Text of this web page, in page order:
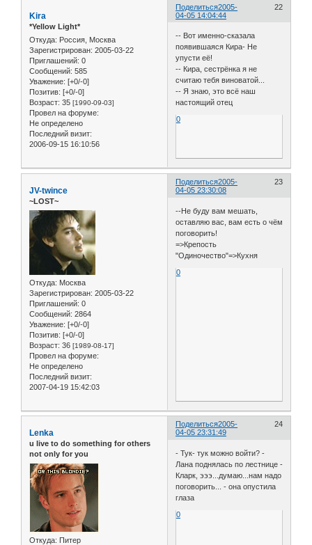
Поделиться 22
2005-
04-05 14:04:44
Kira
*Yellow Light*
Откуда: Россия, Москва
Зарегистрирован: 2005-03-22
Приглашений: 0
Сообщений: 585
Уважение: [+0/-0]
Позитив: [+0/-0]
Возраст: 35 [1990-09-03]
Провел на форуме:
Не определено
Последний визит:
2006-09-15 16:10:56
-- Вот именно-сказала
появившаяся Кира- Не
упусти её!
-- Кира, сестрёнка я не
считаю тебя виноватой...
-- Я знаю, это всё наш
настоящий отец
0
Поделиться 23
2005-
04-05 23:30:08
JV-twince
~LOST~
Откуда: Москва
Зарегистрирован: 2005-03-22
Приглашений: 0
Сообщений: 2864
Уважение: [+0/-0]
Позитив: [+0/-0]
Возраст: 36 [1989-08-17]
Провел на форуме:
Не определено
Последний визит:
2007-04-19 15:42:03
--Не буду вам мешать,
оставляю вас, вам есть о чём
поговорить!
=>Крепость
"Одиночество"=>Кухня
0
Поделиться 24
2005-
04-05 23:31:49
Lenka
u live to do something for others
not only for you
Откуда: Питер
- Тук- тук можно войти? -
Лана поднялась по лестнице -
Кларк, эээ...думаю...нам надо
поговорить... - она опустила
глаза
0